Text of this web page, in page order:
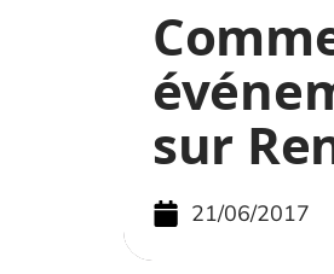
sur
21/06/2017